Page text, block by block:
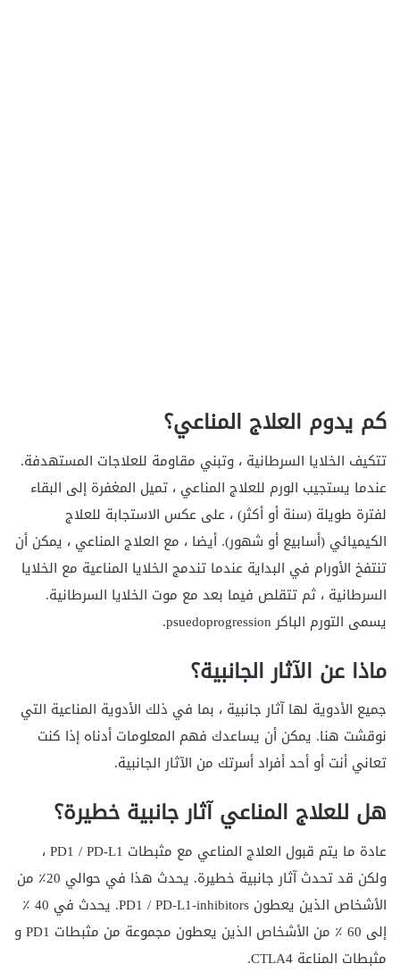
كم يدوم العلاج المناعي؟
تتكيف الخلايا السرطانية ، وتبني مقاومة للعلاجات المستهدفة.
عندما يستجيب الورم للعلاج المناعي ، تميل المغفرة إلى البقاء
لفترة طويلة (سنة أو أكثر) ، على عكس الاستجابة للعلاج
الكيميائي (أسابيع أو شهور). أيضا ، مع العلاج المناعي ، يمكن أن
تنتفخ الأورام في البداية عندما تندمج الخلايا المناعية مع الخلايا
السرطانية ، ثم تتقلص فيما بعد مع موت الخلايا السرطانية.
يسمى التورم الباكر psuedoprogression.
ماذا عن الآثار الجانبية؟
جميع الأدوية لها آثار جانبية ، بما في ذلك الأدوية المناعية التي
نوقشت هنا. يمكن أن يساعدك فهم المعلومات أدناه إذا كنت
تعاني أنت أو أحد أفراد أسرتك من الآثار الجانبية.
هل للعلاج المناعي آثار جانبية خطيرة؟
عادة ما يتم قبول العلاج المناعي مع مثبطات PD1 / PD-L1 ،
ولكن قد تحدث آثار جانبية خطيرة. يحدث هذا في حوالي 20٪ من
الأشخاص الذين يعطون PD1 / PD-L1-inhibitors. يحدث في 40 ٪
إلى 60 ٪ من الأشخاص الذين يعطون مجموعة من مثبطات PD1 و
مثبطات المناعة CTLA4.